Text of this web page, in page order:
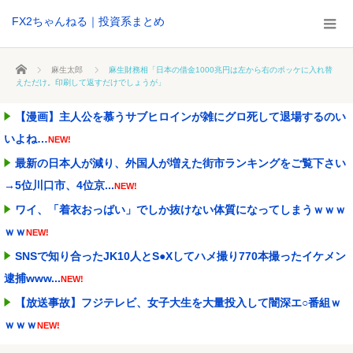
FX2ちゃんねる｜投資系まとめ
ホーム 麻生太郎
麻生財務相「日本の借金1000兆円は左から右のポッケに入れ替
えただけ。印刷して返すだけでしょうが」
【漫画】主人公を慕うサブヒロインが雑にグロ死して退場するのい
いよね…NEW!
最新の日本人が減り、外国人が増えた街市ランキングをご覧下さい
→5位川口市、4位京...NEW!
ワイ、「着衣おっばい」でしか抜けない体質になってしまうｗｗｗ
ｗｗNEW!
SNSで知り合ったJK10人とS●Xしてハメ撮り770本撮ったイケメン
逮捕www...NEW!
【放送事故】フジテレビ、女子大生を大量投入して闇深エ○番組ｗ
ｗｗｗNEW!